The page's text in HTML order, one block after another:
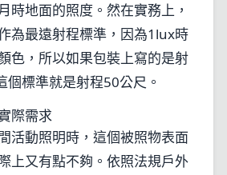
時地面的照度。然在實務上，
為最遠射程標準，因為1lux時
色，所以如果包裝上寫的是射
個標準就是射程50公尺。
際需求
活動照明時，這個被照物表面
上又有點不夠。依照法規戶外